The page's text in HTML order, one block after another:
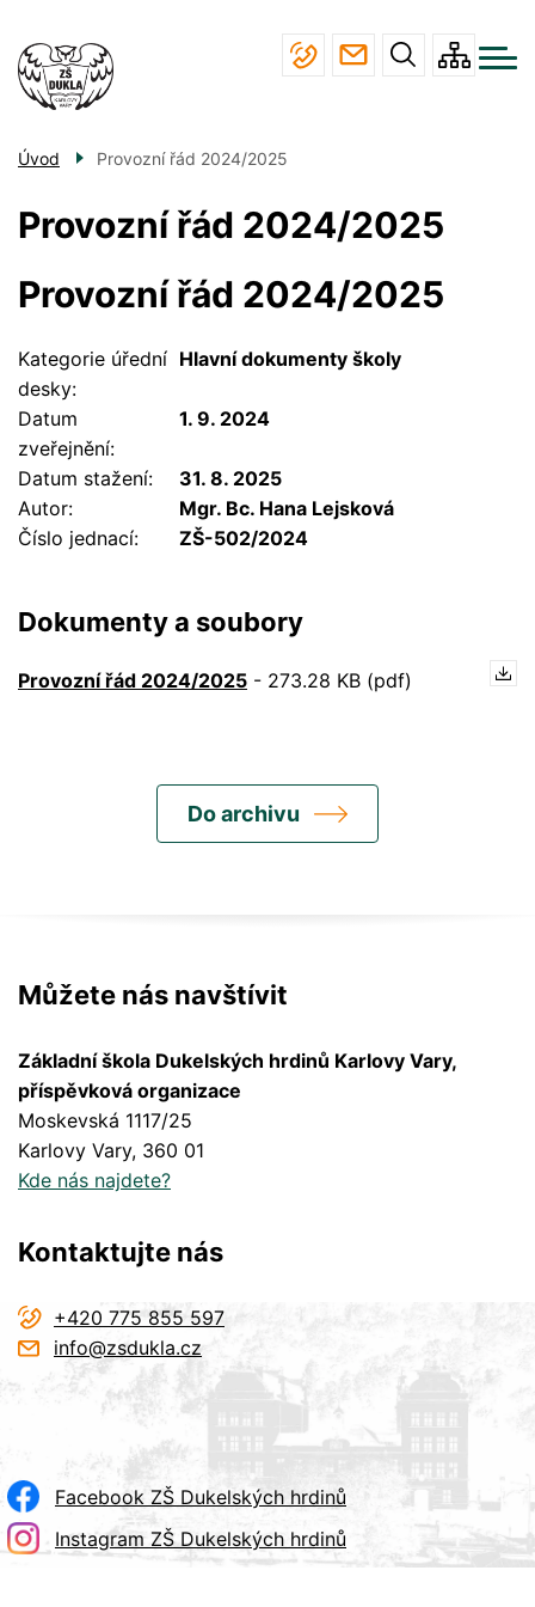
hlavnímu
obsahu
navigace
STUDIUM
ÚŘEDNÍ DESKA
KONTAKTY
Úvod Provozní řád 2024/2025
Provozní řád 2024/2025
Provozní řád 2024/2025
Kategorie úřední
desky
Hlavní dokumenty školy
Datum
zveřejnění
1. 9. 2024
Datum stažení
31. 8. 2025
Autor
Mgr. Bc. Hana Lejsková
Číslo jednací
ZŠ-502/2024
Dokumenty a soubory
Provozní řád 2024/2025 - 273.28 KB (pdf)
Do archivu
Můžete nás navštívit
Základní škola Dukelských hrdinů Karlovy Vary,
příspěvková organizace
Moskevská 1117/25
Karlovy Vary, 360 01
Kde nás najdete?
Kontaktujte nás
+420 775 855 597
info@zsdukla.cz
Facebook ZŠ Dukelských hrdinů
Instagram ZŠ Dukelských hrdinů